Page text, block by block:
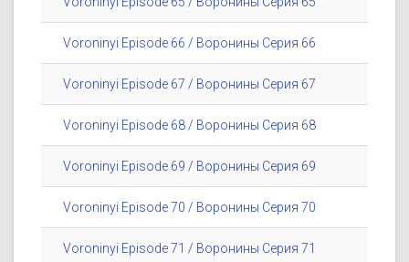
Voroninyi Episode 66 / Воронины Серия 66
Voroninyi Episode 67 / Воронины Серия 67
Voroninyi Episode 68 / Воронины Серия 68
Voroninyi Episode 69 / Воронины Серия 69
Voroninyi Episode 70 / Воронины Серия 70
Voroninyi Episode 71 / Воронины Серия 71